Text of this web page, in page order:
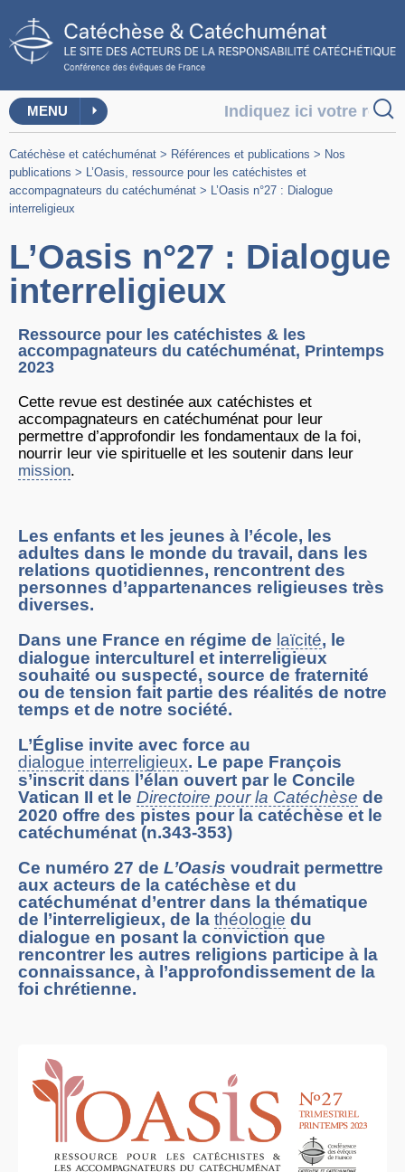
MENU
Catéchèse et catéchuménat > Références et publications > Nos
publications > L’Oasis, ressource pour les catéchistes et
accompagnateurs du catéchuménat > L’Oasis n°27 : Dialogue
interreligieux
L’Oasis n°27 : Dialogue
interreligieux
Ressource pour les catéchistes & les
accompagnateurs du catéchuménat, Printemps
2023
Cette revue est destinée aux catéchistes et
accompagnateurs en catéchuménat pour leur
permettre d’approfondir les fondamentaux de la foi,
nourrir leur vie spirituelle et les soutenir dans leur
mission.
Les enfants et les jeunes à l’école, les
adultes dans le monde du travail, dans les
relations quotidiennes, rencontrent des
personnes d’appartenances religieuses très
diverses.
Dans une France en régime de laïcité, le
dialogue interculturel et interreligieux
souhaité ou suspecté, source de fraternité
ou de tension fait partie des réalités de notre
temps et de notre société.
L’Église invite avec force au
dialogue interreligieux. Le pape François
s’inscrit dans l’élan ouvert par le Concile
Vatican II et le Directoire pour la Catéchèse de
2020 offre des pistes pour la catéchèse et le
catéchuménat (n.343-353)
Ce numéro 27 de L’Oasis voudrait permettre
aux acteurs de la catéchèse et du
catéchuménat d’entrer dans la thématique
de l’interreligieux, de la théologie du
dialogue en posant la conviction que
rencontrer les autres religions participe à la
connaissance, à l’approfondissement de la
foi chrétienne.